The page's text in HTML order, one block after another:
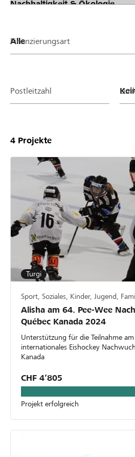
Finanzierungsart
Postleitzahl
4 Projekte
Turgi
Sport, Soziales, Kinder, Jugend,
Alisha am 64. Pee-Wee
Québec Kanada 2024
Unterstützung für die Teilnahme
internationales Eishockey
Kanada
CHF 4’805
Projekt erfolgreich